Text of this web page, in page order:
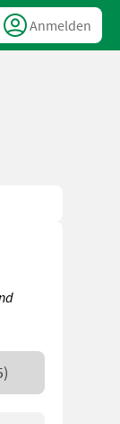
Anmelden